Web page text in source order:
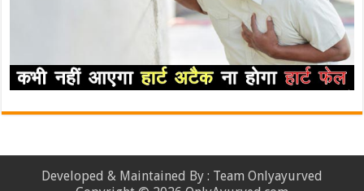
Developed & Maintained By : Team Onlyayurved